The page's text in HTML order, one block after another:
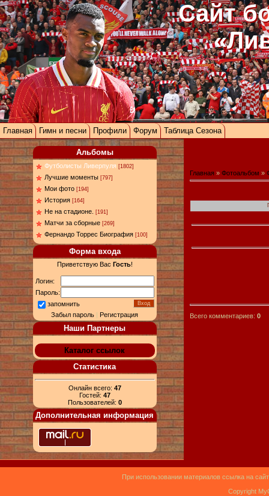
Сайт
Главная Гимн и песни Профили Форум Таблица Сезона
Альбомы
Футболисты Ливерпуля [1802]
Лучшие моменты [797]
Мои фото [194]
История [164]
Не на стадионе. [191]
Матчи за сборные [269]
Фернандо Торрес Биография [100]
Форма входа
Приветствую Вас Гость!
Логин:
Пароль:
запомнить
Забыл пароль |Регистрация
Наши Партнеры
Каталог ссылок
Статистика
Онлайн всего: 47
Гостей: 47
Пользователей: 0
Дополнительная информация
Главная » Фотоальбом »
Всего комментариев: 0
При использовании материалов ссылка на
Copyright